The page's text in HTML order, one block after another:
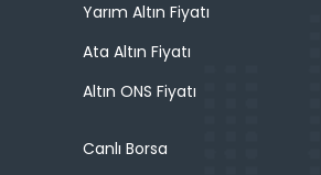
Yarım Altın Fiyatı
Ata Altın Fiyatı
Altın ONS Fiyatı
Canlı Borsa